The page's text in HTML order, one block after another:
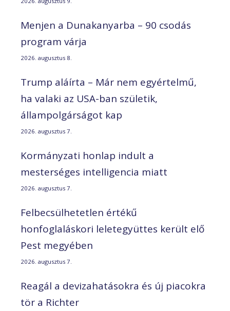
Menjen a Dunakanyarba – 90 csodás
program várja
2026. augusztus 8.
Trump aláírta – Már nem egyértelmű,
ha valaki az USA-ban születik,
állampolgárságot kap
2026. augusztus 7.
Kormányzati honlap indult a
mesterséges intelligencia miatt
2026. augusztus 7.
Felbecsülhetetlen értékű
honfoglaláskori leletegyüttes került elő
Pest megyében
2026. augusztus 7.
Reagál a devizahatásokra és új piacokra
tör a Richter